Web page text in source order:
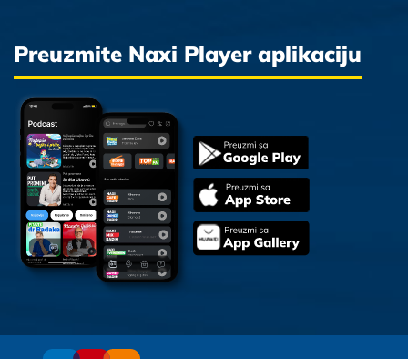
Preuzmite Naxi Player aplikaciju